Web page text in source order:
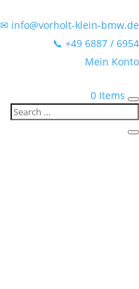
✉ info@vorholt-klein-bmw.de
📞 +49 6887 / 6954
Mein Konto
0 Items